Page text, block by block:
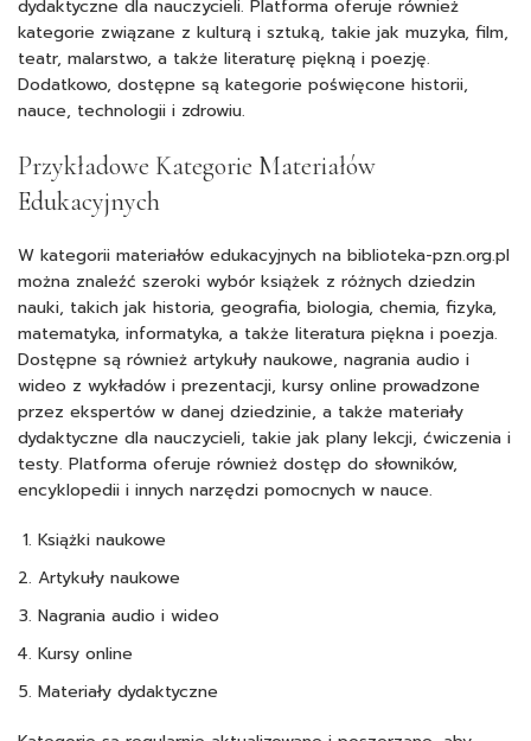
dydaktyczne dla nauczycieli. Platforma oferuje również
kategorie związane z kulturą i sztuką, takie jak muzyka, film,
teatr, malarstwo, a także literaturę piękną i poezję.
Dodatkowo, dostępne są kategorie poświęcone historii,
nauce, technologii i zdrowiu.
Przykładowe Kategorie Materiałów
Edukacyjnych
W kategorii materiałów edukacyjnych na biblioteka-pzn.org.pl
można znaleźć szeroki wybór książek z różnych dziedzin
nauki, takich jak historia, geografia, biologia, chemia, fizyka,
matematyka, informatyka, a także literatura piękna i poezja.
Dostępne są również artykuły naukowe, nagrania audio i
wideo z wykładów i prezentacji, kursy online prowadzone
przez ekspertów w danej dziedzinie, a także materiały
dydaktyczne dla nauczycieli, takie jak plany lekcji, ćwiczenia i
testy. Platforma oferuje również dostęp do słowników,
encyklopedii i innych narzędzi pomocnych w nauce.
Książki naukowe
Artykuły naukowe
Nagrania audio i wideo
Kursy online
Materiały dydaktyczne